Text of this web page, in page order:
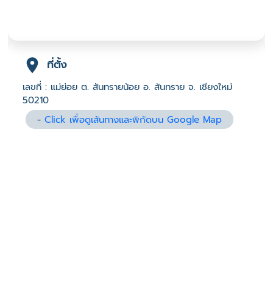
ที่ตั้ง
เลขที่ : แม่ย่อย ต. สันทรายน้อย อ. สันทราย จ. เชียงใหม่
50210
-Click เพื่อดูเส้นทางและพิกัดบน Google Map